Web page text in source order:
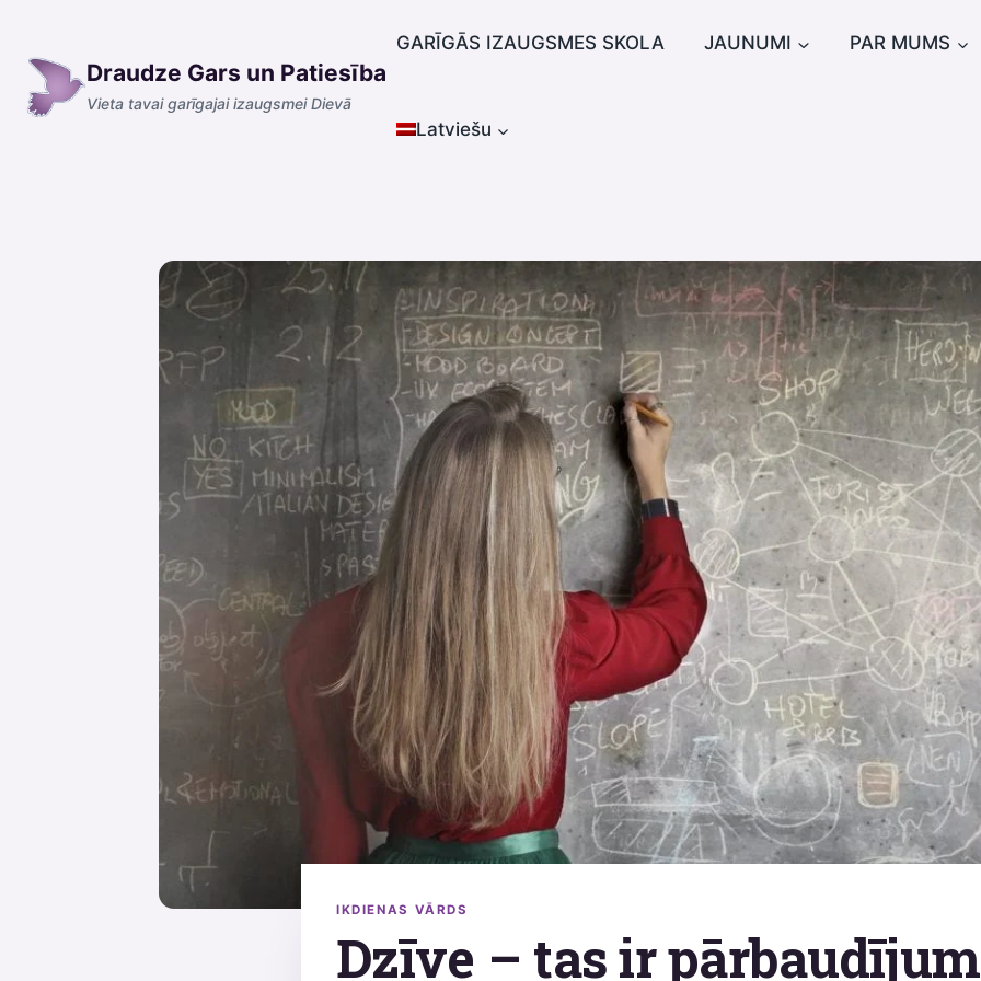
content
Draudze Gars un Patiesība
Vieta tavai garīgajai izaugsmei Dievā
GARĪGĀS IZAUGSMES SKOLA JAUNUMI PAR MUMS
Latviešu
IKDIENAS VĀRDS
Dzīve – tas ir